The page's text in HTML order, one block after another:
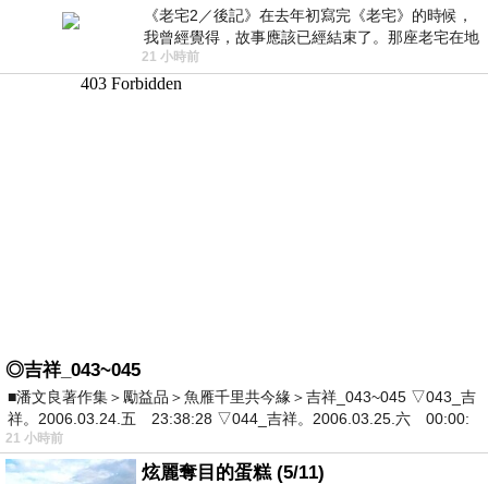
《老宅2／後記》在去年初寫完《老宅》的時候，
我曾經覺得，故事應該已經結束了。那座老宅在地
震中倒塌，七個人終於離開那片黑暗，
21 小時前
◎吉祥_043~045
■潘文良著作集＞勵益品＞魚雁千里共今緣＞吉祥_043~045 ▽043_吉
祥。2006.03.24.五 23:38:28 ▽044_吉祥。2006.03.25.六 00:00:
21 小時前
炫麗奪目的蛋糕 (5/11)